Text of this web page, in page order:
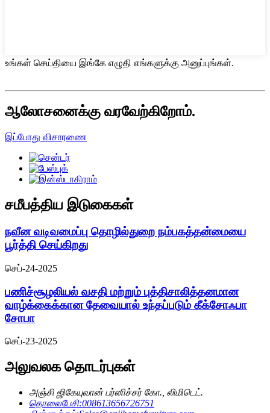
உங்கள் செய்தியை இங்கே எழுதி எங்களுக்கு அனுப்புங்கள்.
ஆலோசனைக்கு வரவேற்கிறோம்.
இப்போது விசாரணை
சமீபத்திய இடுகைகள்
நவீன வடிவமைப்பு தொழில்துறை நம்பகத்தன்மையை
பூர்த்தி செய்கிறது
செப்-24-2025
பணிச்சூழலியல் வசதி மற்றும் புத்திசாலித்தனமான
வாழ்க்கைக்கான தேவையால் உந்தப்படும் கீக்சோஃபா
சோபா
செப்-23-2025
அலுவலக தொடர்புகள்
அஞ்சி ஜிகேயுவான் பர்னிச்சர் கோ., லிமிடெட்.
தொலைபேசி:008613656726751